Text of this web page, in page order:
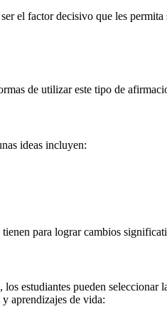
el factor decisivo que les
de utilizar este tipo de
ideas incluyen:
para lograr cambios
estudiantes pueden seleccionar
aprendizajes de vida: